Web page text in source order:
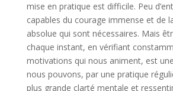
mise en pratique est difficile. Peu
capables du courage immense et de
absolue qui sont nécessaires. Mais
chaque instant, en vérifiant
motivations qui nous animent, est
nous pouvons, par une pratique
plus grande clarté mentale et